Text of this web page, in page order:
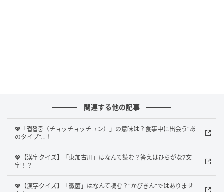
果たして、正解は？
正解は、「おすすめはなんですか」 でした！
関連する他の記事
💖「쩝쩝충（チョッチョッチュン）」の意味は？食事中に出会う“あ
のタイプ”…！
💖【漢字クイズ】「東加古川」はなんて読む？答えはひらがな7文
字！？
💖【漢字クイズ】「黴菌」はなんて読む？“かびきん”ではありませ